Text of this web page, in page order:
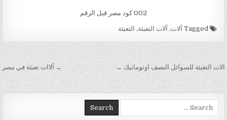
002 كود مصر قبل الرقم
Tagged آلات, آلات التعبئة, التعبئة
تصفّح المقالات ← آلاات تعبئة في مصر الات التغبئة للسوائل النصف اوتوماتيك →
Search for: